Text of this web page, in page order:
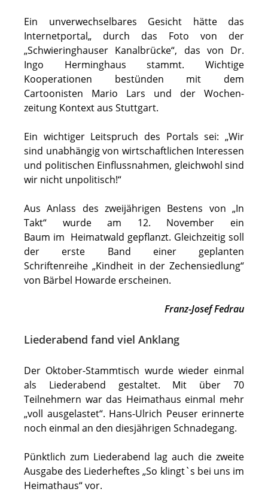
Ein unverwechselbares Gesicht hätte das
Internetportal„ durch das Foto von der
„Schwieringhauser Kanalbrücke“, das von Dr.
Ingo Herminghaus stammt. Wichtige
Kooperationen bestünden mit dem
Cartoonisten Mario Lars und der Wochen-
zeitung Kontext aus Stuttgart.
Ein wichtiger Leitspruch des Portals sei: „Wir
sind unabhängig von wirtschaftlichen Interessen
und politischen Einflussnahmen, gleichwohl sind
wir nicht unpolitisch!“
Aus Anlass des zweijährigen Bestens von „In
Takt“ wurde am 12. November ein
Baum im Heimatwald gepflanzt. Gleichzeitig soll
der erste Band einer geplanten
Schriftenreihe „Kindheit in der Zechensiedlung“
von Bärbel Howarde erscheinen.
Franz-Josef Fedrau
Liederabend fand viel Anklang
Der Oktober-Stammtisch wurde wieder einmal
als Liederabend gestaltet. Mit über 70
Teilnehmern war das Heimathaus einmal mehr
„voll ausgelastet“. Hans-Ulrich Peuser erinnerte
noch einmal an den diesjährigen Schnadegang.
Pünktlich zum Liederabend lag auch die zweite
Ausgabe des Liederheftes „So klingt`s bei uns im
Heimathaus“ vor.